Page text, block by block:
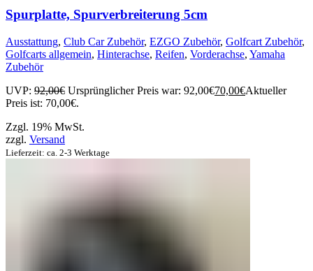
Spurplatte, Spurverbreiterung 5cm
Ausstattung, Club Car Zubehör, EZGO Zubehör, Golfcart Zubehör,
Golfcarts allgemein, Hinterachse, Reifen, Vorderachse, Yamaha
Zubehör
UVP: 92,00€ Ursprünglicher Preis war: 92,00€70,00€Aktueller
Preis ist: 70,00€.
Zzgl. 19% MwSt.
zzgl. Versand
Lieferzeit: ca. 2-3 Werktage